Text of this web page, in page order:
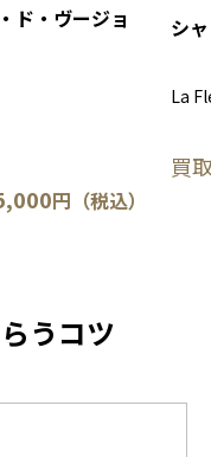
ド・ヴージョ
円（税込）
シ
La
買
うコツ